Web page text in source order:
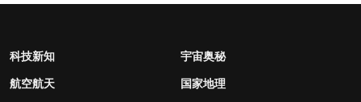
科技新知
宇宙奥秘
航空航天
国家地理